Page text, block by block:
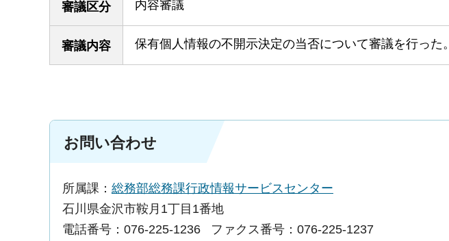
審議区分 内容審議
審議内容 保有個人情報の不開示決定の当否について審議を行った。
お問い合わせ
所属課： 総務部総務課行政情報サービスセンター
石川県金沢市鞍月1丁目1番地
電話番号：076-225-1236
ファクス番号：076-225-1237